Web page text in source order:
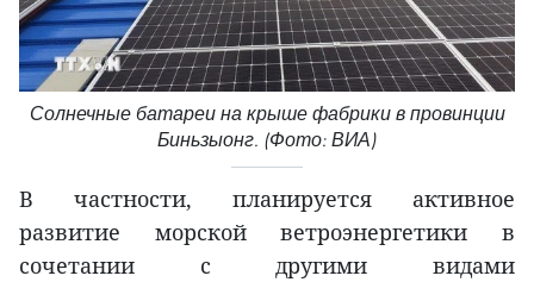
Солнечные батареи на крыше фабрики в провинции
Биньзыонг. (Фото: ВИА)
В частности, планируется активное
развитие морской ветроэнергетики в
сочетании с другими видами